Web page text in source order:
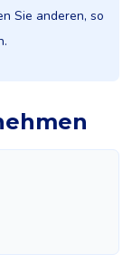
Sie anderen, so